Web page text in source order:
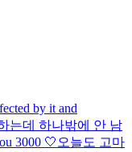
by it and
는데 하나밖에 안 남
3000 🤍 오늘도 고마